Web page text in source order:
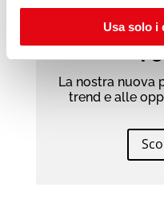
Usa solo i
La nostra nuova
trend e alle